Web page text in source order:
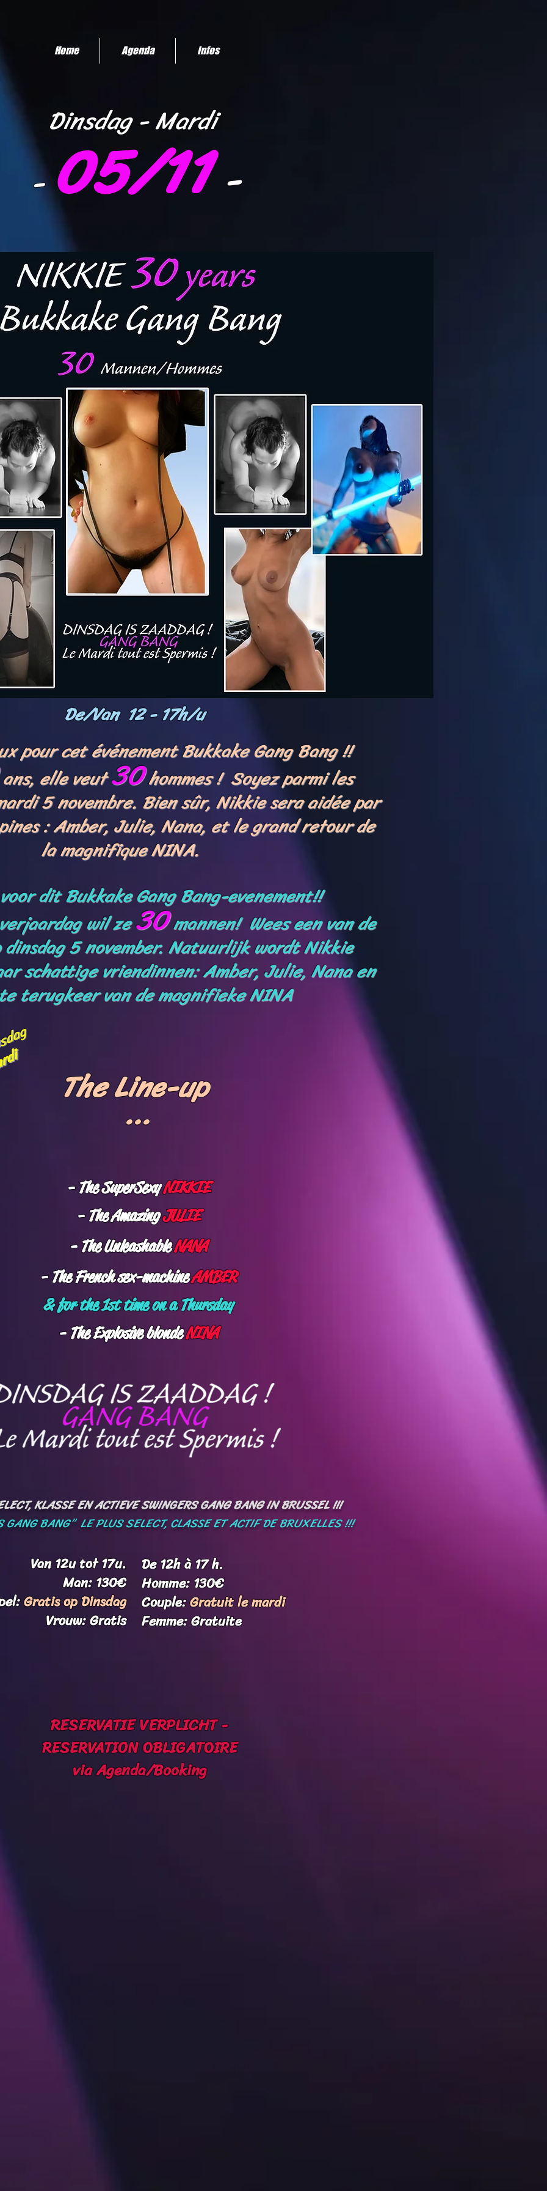
Home Agenda Infos
Dinsdag- Mardi
-05/11 -
De/Van 12 - 17h/u
pour cet événement Bukkake Gang Bang !!
elle veut30hommes ! Soyez parmi les
5 novembre. Bien sûr, Nikkie sera aidée par
: Amber, Julie, Nana, et le grand retour de
la magnifique NINA.
dit Bukkake Gang Bang-evenement!!
wil ze30mannen! Wees een van de
5 november. Natuurlijk wordt Nikkie
schattige vriendinnen: Amber, Julie, Nana en
terugkeer van de magnifieke NINA
The Line-up
...
- TheSuperSexyNIKKIE
- The AmazingJULIE
- The UnleashableNANA
- The French sex-machineAMBER
& for the 1st time on a Thursday
- The Explosive blondeNINA
KLASSE EN ACTIEVE SWINGERS GANG BANG IN BRUSSEL !!!
GANG BANG” LE PLUS SELECT, CLASSE ET ACTIF DE BRUXELLES !!!
Van 12u tot 17u.
Man: 130€
Gratis op Dinsdag
Vrouw: Gratis
De 12h à 17 h.
Homme: 130€
Couple:Gratuit le mardi
Femme: Gratuite
RESERVATIE VERPLICHT -
RESERVATION OBLIGATOIRE
via Agenda/Booking